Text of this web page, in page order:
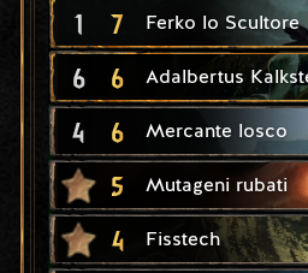
1 7 Ferko lo Scultore
6 6 Adalbertus
4 6 Mercante losco
5 Mutageni rubati
4 Fisstech